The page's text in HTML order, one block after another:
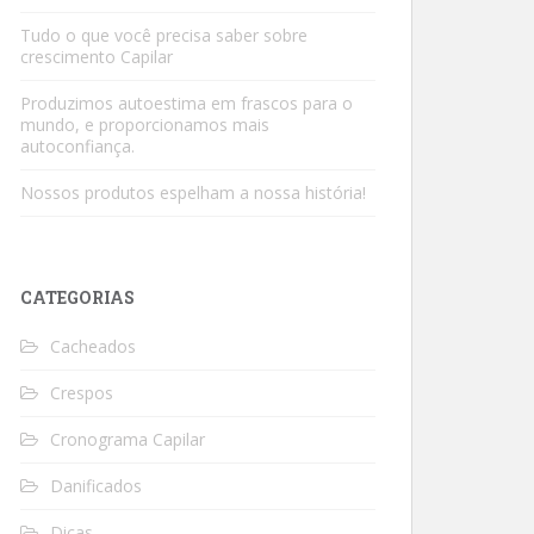
Tudo o que você precisa saber sobre
crescimento Capilar
Produzimos autoestima em frascos para o
mundo, e proporcionamos mais
autoconfiança.
Nossos produtos espelham a nossa história!
CATEGORIAS
Cacheados
Crespos
Cronograma Capilar
Danificados